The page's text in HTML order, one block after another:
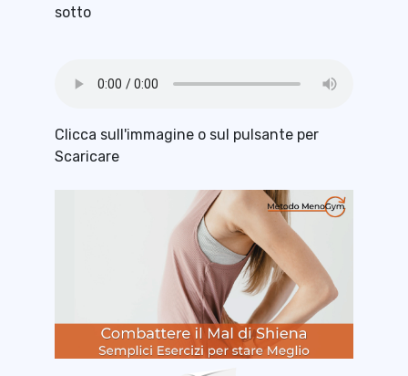
sotto
Clicca sull'immagine o sul pulsante per
Scaricare